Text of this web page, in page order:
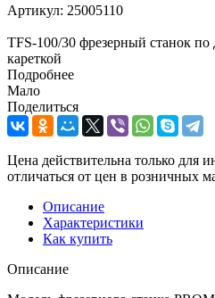
Артикул: 25005110
TFS-100/30 фрезерный станок по
кареткой
Подробнее
Мало
Поделиться
Цена действительна только для
отличаться от цен в розничных
Описание
Характеристики
Как купить
Описание